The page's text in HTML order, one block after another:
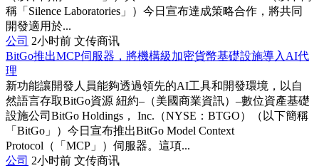
稱「Silence Laboratories」）今日宣布達成策略合作，將共同
開發適用於...
公司 2小时前 文传商讯
BitGo推出MCP伺服器，將機構級加密貨幣基礎設施導入AI代
理
新功能讓開發人員能夠透過領先的AI工具和開發環境，以自
然語言存取BitGo資源 紐約–（美國商業資訊）–數位資產基礎
設施公司BitGo Holdings， Inc.（NYSE：BTGO）（以下簡稱
「BitGo」）今日宣布推出BitGo Model Context
Protocol（「MCP」）伺服器。這項...
公司 2小时前 文传商讯